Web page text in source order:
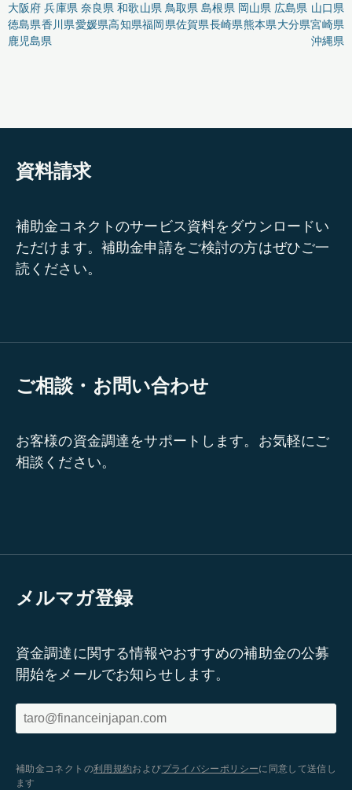
大阪府 兵庫県 奈良県 和歌山県 鳥取県 島根県 岡山県 広島県 山口県
徳島県香川県愛媛県高知県福岡県佐賀県長崎県熊本県大分県宮崎県
鹿児島県
沖縄県
資料請求
補助金コネクトのサービス資料をダウンロードい
ただけます。補助金申請をご検討の方はぜひご一
読ください。
ご相談・お問い合わせ
お客様の資金調達をサポートします。お気軽にご
相談ください。
メルマガ登録
資金調達に関する情報やおすすめの補助金の公募
開始をメールでお知らせします。
補助金コネクトの利用規約およびプライバシーポリシーに同意して送信し
ます